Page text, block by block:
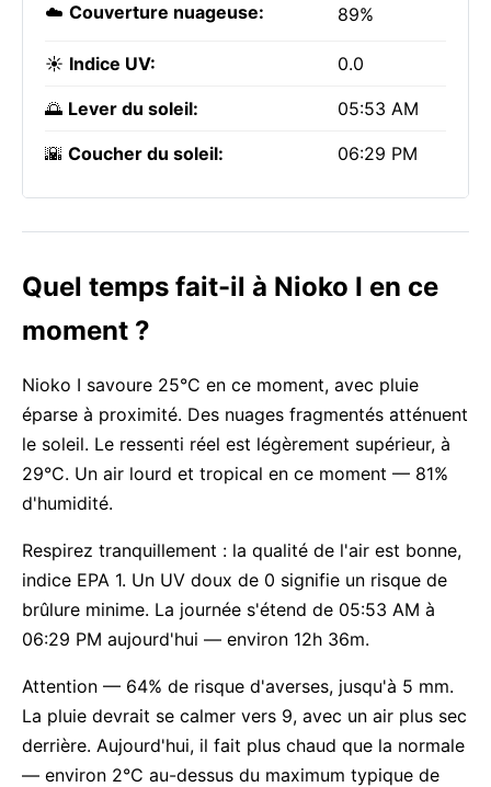
☁️ Couverture nuageuse: 89%
☀️ Indice UV: 0.0
🌅 Lever du soleil: 05:53 AM
🌇 Coucher du soleil: 06:29 PM
Quel temps fait-il à Nioko I en ce
moment ?
Nioko I savoure 25°C en ce moment, avec pluie
éparse à proximité. Des nuages fragmentés atténuent
le soleil. Le ressenti réel est légèrement supérieur, à
29°C. Un air lourd et tropical en ce moment — 81%
d'humidité.
Respirez tranquillement : la qualité de l'air est bonne,
indice EPA 1. Un UV doux de 0 signifie un risque de
brûlure minime. La journée s'étend de 05:53 AM à
06:29 PM aujourd'hui — environ 12h 36m.
Attention — 64% de risque d'averses, jusqu'à 5 mm.
La pluie devrait se calmer vers 9, avec un air plus sec
derrière. Aujourd'hui, il fait plus chaud que la normale
— environ 2°C au-dessus du maximum typique de